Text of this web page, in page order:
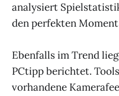
analysiert
den perfekten
Ebenfalls im Trend
PCtipp berichtet.
vorhandene